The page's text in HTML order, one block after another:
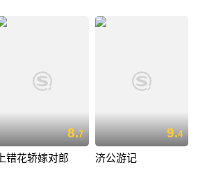
8.7
上错花轿嫁对郎
9.4
济公游记